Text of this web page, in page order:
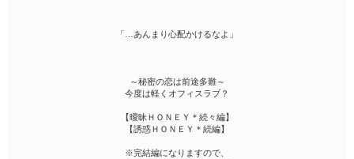
「…あんまり心配かけるなよ」
～秘密の恋は前途多難～
今度は軽くオフィスラブ？
【曖昧ＨＯＮＥＹ＊続々編】
【誘惑ＨＯＮＥＹ＊続編】
※完結編になりますので、